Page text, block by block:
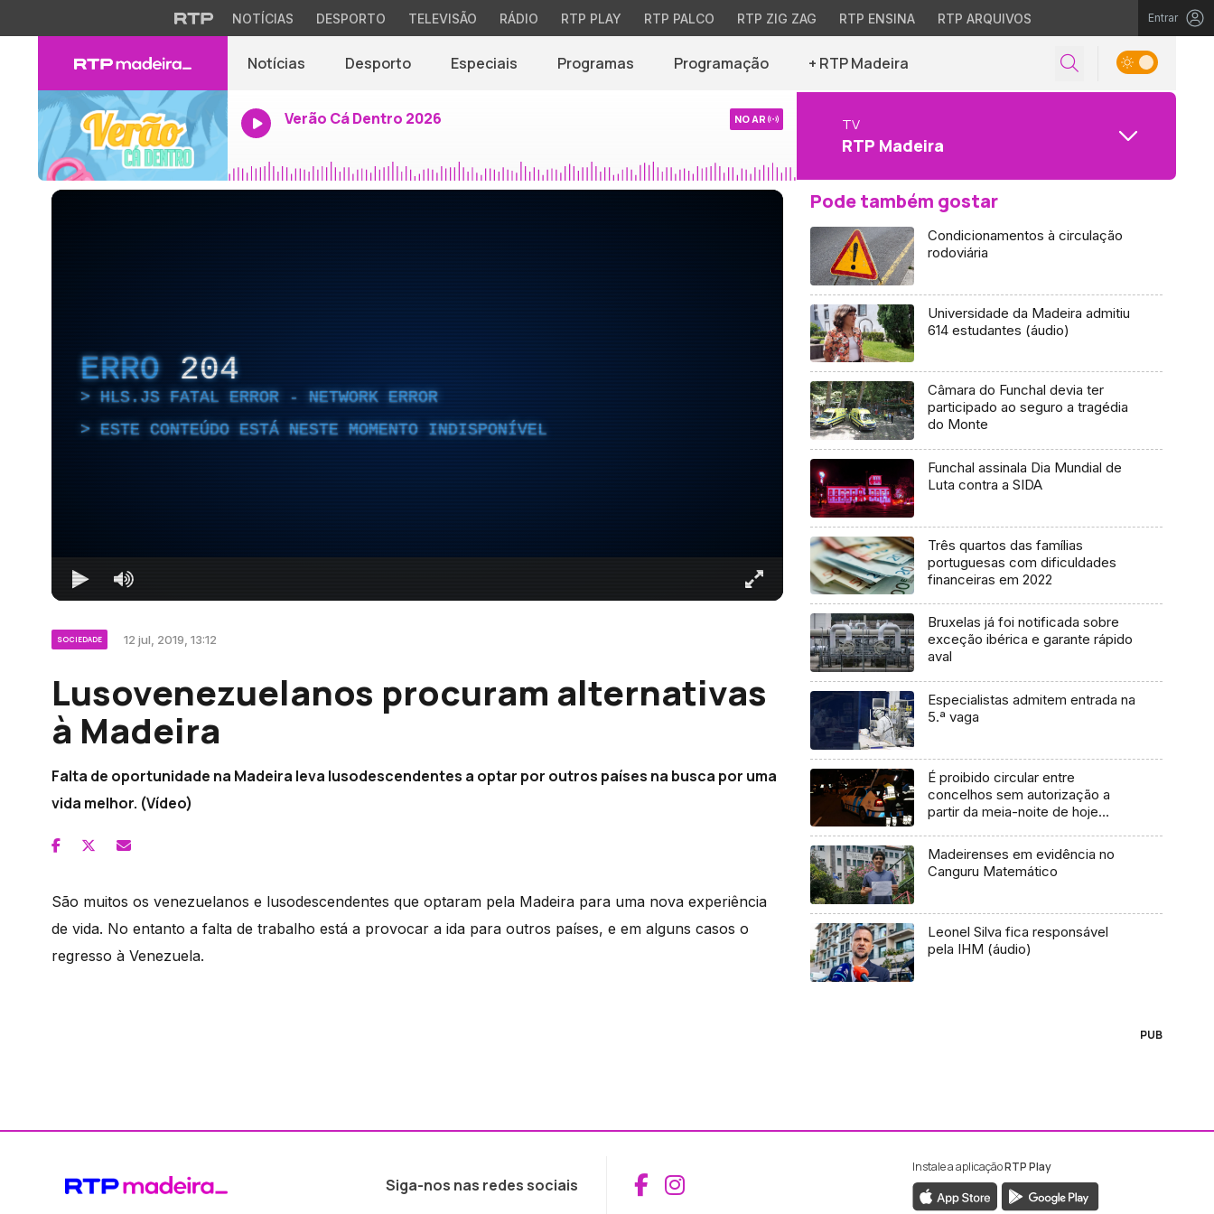
NOTÍCIAS DESPORTO TELEVISÃO RÁDIO RTP PLAY RTP PALCO RTP ZIG ZAG RTP ENSINA RTP ARQUIVOS Entrar
Notícias Desporto Especiais Programas Programação + RTP Madeira
Verão Cá Dentro 2026 NO AR TV
RTP Madeira
ERRO 204
HLS.JS FATAL ERROR - NETWORK ERROR
ESTE CONTEÚDO ESTÁ NESTE MOMENTO INDISPONÍVEL
SOCIEDADE 12 jul, 2019, 13:12
Lusovenezuelanos procuram alternativas
à Madeira
Falta de oportunidade na Madeira leva lusodescendentes a optar por outros países na busca por uma
vida melhor. (Vídeo)
São muitos os venezuelanos e lusodescendentes que optaram pela Madeira para uma nova experiência
de vida. No entanto a falta de trabalho está a provocar a ida para outros países, e em alguns casos o
regresso à Venezuela.
Pode também gostar
Condicionamentos à circulação
rodoviária
Universidade da Madeira admitiu
614 estudantes (áudio)
Câmara do Funchal devia ter
participado ao seguro a tragédia
do Monte
Funchal assinala Dia Mundial de
Luta contra a SIDA
Três quartos das famílias
portuguesas com dificuldades
financeiras em 2022
Bruxelas já foi notificada sobre
exceção ibérica e garante rápido
aval
Especialistas admitem entrada na
5.ª vaga
É proibido circular entre
concelhos sem autorização a
partir da meia-noite de hoje
Madeirenses em evidência no
Canguru Matemático
Leonel Silva fica responsável
pela IHM (áudio)
PUB
Siga-nos nas redes sociais Aceder ao Facebook da RTP Madeira
Aceder ao Instagram da RTP Madeira
Instale a aplicaçãoRTP Play